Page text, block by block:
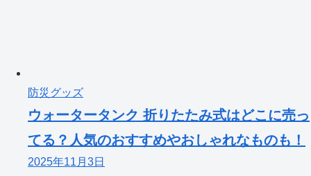
防災グッズ
ウォータータンク 折りたたみ式はどこに売っ
てる？人気のおすすめやおしゃれなものも！
2025年11月3日